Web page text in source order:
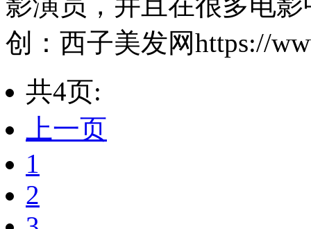
创：西子美发网https://
共4页:
上一页
1
2